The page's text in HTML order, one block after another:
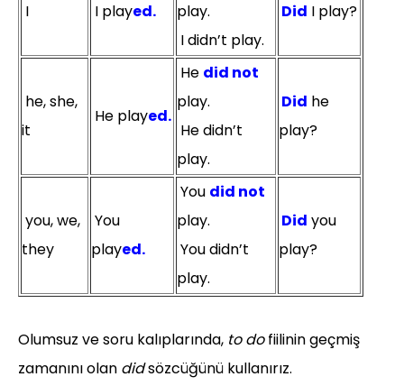
I I played.
play.
I didn’t play.
Did I play?
he, she,
it
He played.
He did not
play.
He didn’t
play.
Did he
play?
you, we,
they
You
played.
You did not
play.
You didn’t
play.
Did you
play?
Olumsuz ve soru kalıplarında, to dofiilinin geçmiş
zamanını olan didsözcüğünü kullanırız.